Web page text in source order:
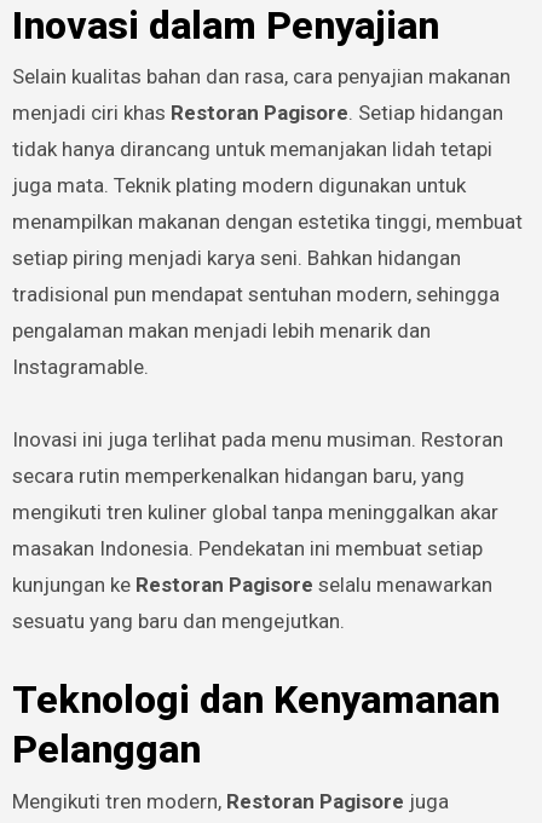
Inovasi dalam Penyajian
Selain kualitas bahan dan rasa, cara penyajian makanan
menjadi ciri khas Restoran Pagisore. Setiap hidangan
tidak hanya dirancang untuk memanjakan lidah tetapi
juga mata. Teknik plating modern digunakan untuk
menampilkan makanan dengan estetika tinggi, membuat
setiap piring menjadi karya seni. Bahkan hidangan
tradisional pun mendapat sentuhan modern, sehingga
pengalaman makan menjadi lebih menarik dan
Instagramable.
Inovasi ini juga terlihat pada menu musiman. Restoran
secara rutin memperkenalkan hidangan baru, yang
mengikuti tren kuliner global tanpa meninggalkan akar
masakan Indonesia. Pendekatan ini membuat setiap
kunjungan ke Restoran Pagisore selalu menawarkan
sesuatu yang baru dan mengejutkan.
Teknologi dan Kenyamanan
Pelanggan
Mengikuti tren modern, Restoran Pagisore juga